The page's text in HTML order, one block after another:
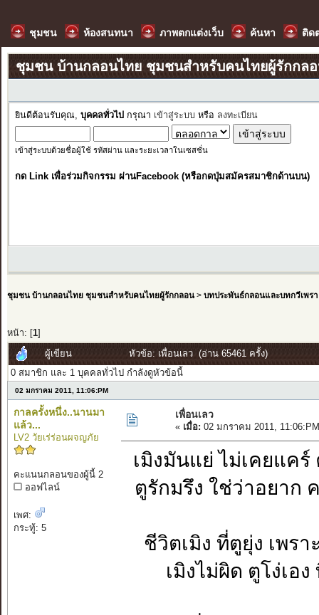
ชุมชน ห้องสนทนา ภาพตกแต่งเว็บ ค้นหา ติด
ชุมชน บ้านกลอนไทย ชุมชนสำหรับคนไทยผู้รักกล
ยินดีต้อนรับคุณ, บุคคลทั่วไป กรุณา เข้าสู่ระบบ หรือ ลงทะเบียน
เข้าสู่ระบบด้วยชื่อผู้ใช้ รหัสผ่าน และระยะเวลาในเซสชั่น
กด Link เพื่อร่วมกิจกรรม ผ่านFacebook (หรือกดปุ่มสมัครสมาชิกด้านบน)
ชุมชน บ้านกลอนไทย ชุมชนสำหรับคนไทยผู้รักกลอน> บทประพันธ์กลอนและบทกวีเพรา
หน้า: [ 1]
ผู้เขียน
หัวข้อ: เพื่อนเลว (อ่าน 65461 ครั้ง)
0 สมาชิก และ 1 บุคคลทั่วไป กำลังดูหัวข้อนี้
02 มกราคม 2011, 11:06:PM
กาลครั้งหนึ่ง..นานมา
แล้ว...
LV2 วัยเร่ร่อนผจญภัย
คะแนนกลอนของผู้นี้ 2
ออฟไลน์
เพศ:
กระทู้: 5
เพื่อนเลว
« เมื่อ: 02 มกราคม 2011,
เมิงมันแย่ ไม่เคยแค
ตูรักมรึง ใช่ว่าอยาก
ชีวิตเมิง ที่ตูยุ่ง เพร
เมิงไม่ผิด ตูโง่เอ